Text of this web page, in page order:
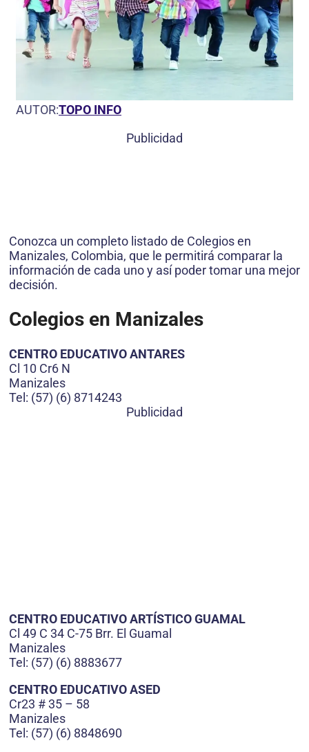
AUTOR:TOPO INFO
Publicidad
Conozca un completo listado de Colegios en
Manizales, Colombia, que le permitirá comparar la
información de cada uno y así poder tomar una mejor
decisión.
Colegios en Manizales
CENTRO EDUCATIVO ANTARES
Cl 10 Cr6 N
Manizales
Tel: (57) (6) 8714243
Publicidad
CENTRO EDUCATIVO ARTÍSTICO GUAMAL
Cl 49 C 34 C-75 Brr. El Guamal
Manizales
Tel: (57) (6) 8883677
CENTRO EDUCATIVO ASED
Cr23 # 35 – 58
Manizales
Tel: (57) (6) 8848690